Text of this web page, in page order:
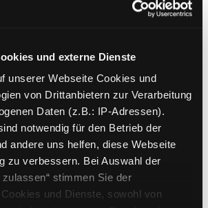
und externe Dienste
unserer Webseite Cookies und
von Drittanbietern zur Verarbeitung
Daten (z.B.: IP-Adressen).
notwendig für den Betrieb der
andere uns helfen, diese Webseite
zu verbessern. Bei Auswahl der
stimmen Sie der
und Dienste, sowohl von
Yalom, Irvin D.Suche nach
2010Verlag:München, Btb
Details von Das stille Mädchen
Belletristik
stille Mädchen
Høeg, PeterSuche nach
2007Verlag:München, Hanser